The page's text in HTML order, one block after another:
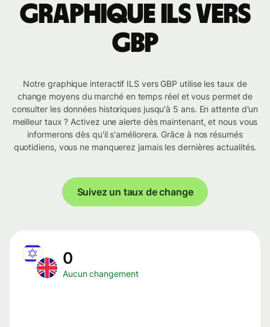
Graphique ILS vers
GBP
Notre graphique interactif ILS vers GBP utilise les taux de
change moyens du marché en temps réel et vous permet de
consulter les données historiques jusqu'à 5 ans. En attente d'un
meilleur taux ? Activez une alerte dès maintenant, et nous vous
informerons dès qu'il s'améliorera. Grâce à nos résumés
quotidiens, vous ne manquerez jamais les dernières actualités.
Suivez un taux de change
0
Aucun changement